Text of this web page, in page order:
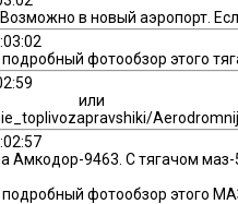
в новый аэропорт.
фотообзор этого
Амкодор-9463. С тягачом маз-
фотообзор этого